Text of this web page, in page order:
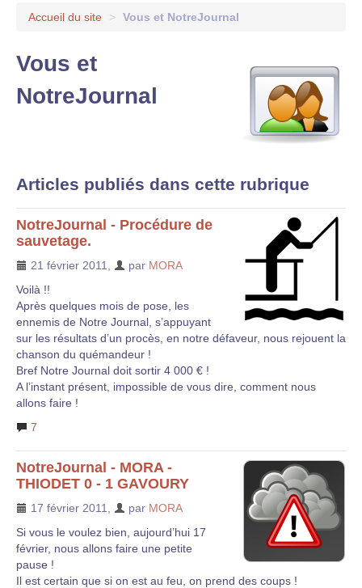
Accueil du site > Vous et NotreJournal
Vous et
NotreJournal
Articles publiés dans cette rubrique
NotreJournal - Procédure de
sauvetage.
21 février 2011 par MORA
Voilà !!
Après quelques mois de pose, les
ennemis de Notre Journal, s’appuyant
sur les résultats d’un procès, en notre défaveur, nous rejouent la
chanson du quémandeur !
Bref Notre Journal doit sortir 4 000 € !
A l’instant présent, impossible de vous dire, comment nous
allons faire !
7
NotreJournal - MORA -
THIODET 0 - 1 GAVOURY
17 février 2011 par MORA
Si vous le voulez bien, aujourd’hui 17
février, nous allons faire une petite
pause !
Il est certain que si on est au feu, on prend des coups !